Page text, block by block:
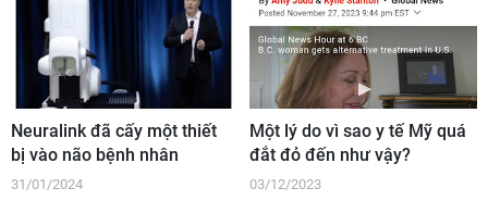
Neuralink đã cấy một thiết
bị vào não bệnh nhân
31/01/2024
Một lý do vì sao y tế Mỹ quá
đắt đỏ đến như vậy?
03/12/2023